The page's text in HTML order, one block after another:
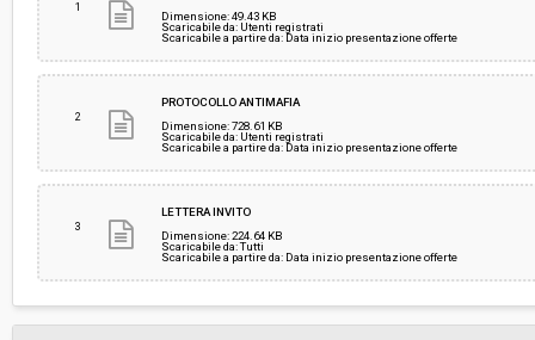
Responsabile attuale: COMUNE DI BARBERINO DI MUGELLO - Settore
1
Dimensione: 49.43 KB
Scaricabile da: Utenti registrati
Scaricabile a partire da: Data inizio presentazione offerte
2
PROTOCOLLO ANTIMAFIA
Dimensione: 728.61 KB
Scaricabile da: Utenti registrati
Scaricabile a partire da: Data inizio presentazione offerte
3
LETTERA INVITO
Dimensione: 224.64 KB
Scaricabile da: Tutti
Scaricabile a partire da: Data inizio presentazione offerte